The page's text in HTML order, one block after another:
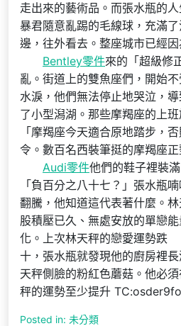
走出來的藝術品。而張水瓶的
暴君隨意亂踢的毛線球，充滿
邊，往外看去。整座城市已經
Bentley零件來的「超級修
亂。街道上的雙魚座們，開始
水淚，他們無法停止地哭泣，
了小型潟湖。那些摩羯座的上
「摩羯座今天適合原地踏步，
令。數百名西裝筆挺的摩羯座正
Audi零件他們的鞋子裡裝
「負百分之八十七？」張水瓶
翻騰，他知道這代表著什麼。
股積壓已久、無處安放的單戀
化。上次林天秤的戀愛運勢跌
十，張水瓶就發現他的廚房裡
天秤側臉的粉紅色蘑菇。他必
秤的運勢至少提升
Posted in: 未分類